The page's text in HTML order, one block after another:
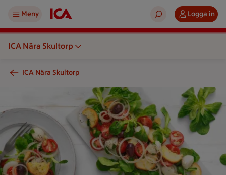
Meny Logga in
ICA Nära Skultorp
ICA Nära Skultorp
En sallad med grönsaker serveras på en tallrik och ett